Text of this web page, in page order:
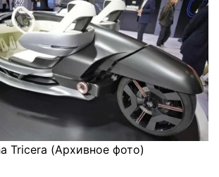
Tricera (Архивное фото)